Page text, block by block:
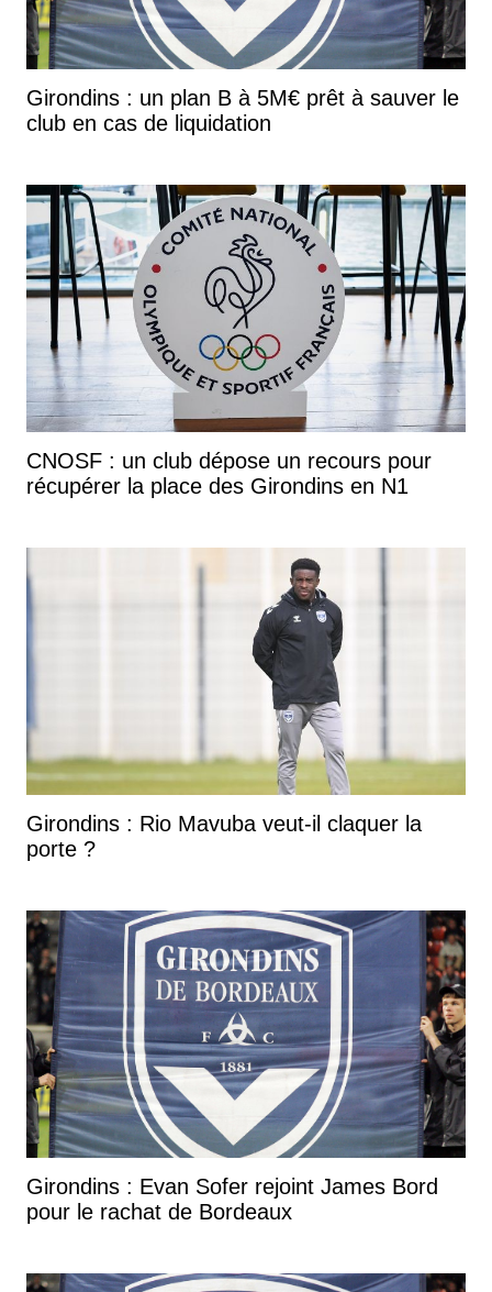
Girondins : un plan B à 5M€ prêt à sauver le
club en cas de liquidation
CNOSF : un club dépose un recours pour
récupérer la place des Girondins en N1
Girondins : Rio Mavuba veut-il claquer la
porte ?
Girondins : Evan Sofer rejoint James Bord
pour le rachat de Bordeaux